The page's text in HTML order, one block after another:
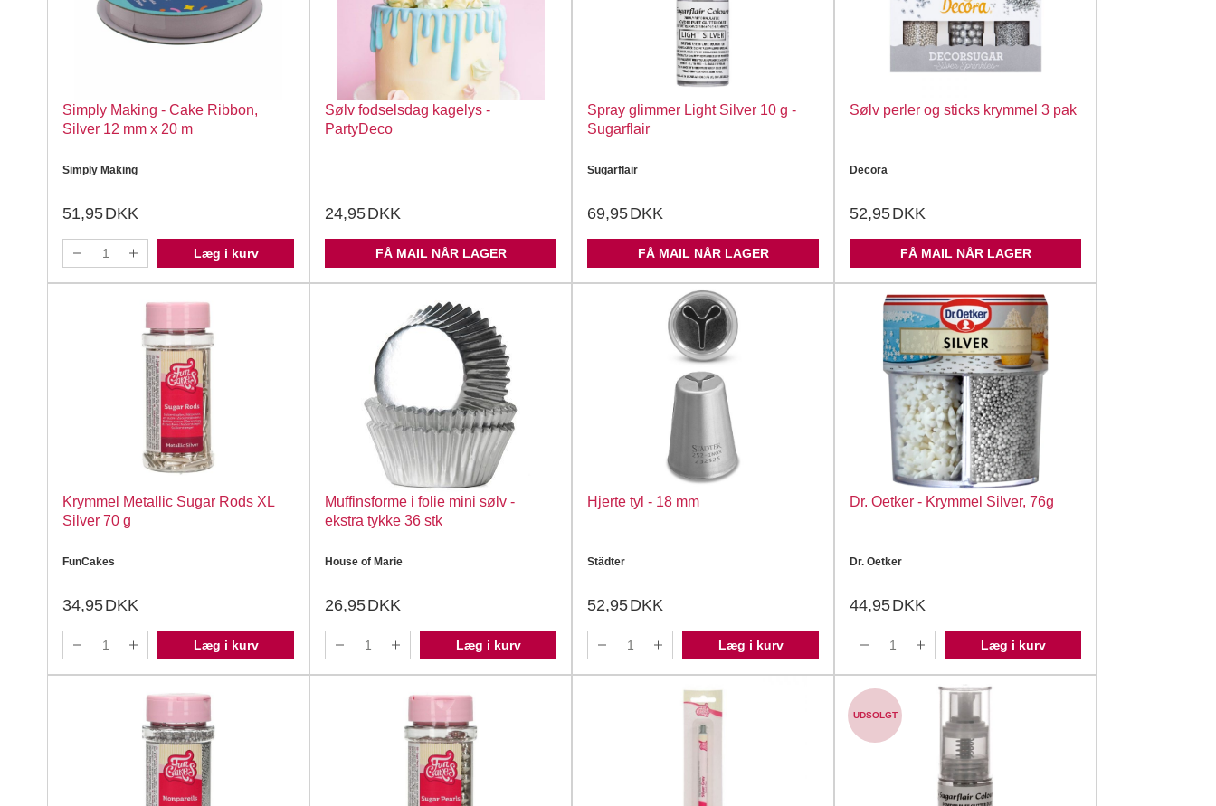
Simply Making - Cake Ribbon,
Silver 12 mm x 20 m
Simply Making
51,95DKK
Læg i kurv
Sølv fodselsdag kagelys -
PartyDeco
24,95DKK
FÅ MAIL NÅR LAGER
Spray glimmer Light Silver 10 g -
Sugarflair
Sugarflair
69,95DKK
FÅ MAIL NÅR LAGER
Sølv perler og sticks krymmel 3 pak
Decora
52,95DKK
FÅ MAIL NÅR LAGER
Krymmel Metallic Sugar Rods XL
Silver 70 g
FunCakes
34,95DKK
Læg i kurv
Muffinsforme i folie mini sølv -
ekstra tykke 36 stk
House of Marie
26,95DKK
Læg i kurv
Hjerte tyl - 18 mm
Städter
52,95DKK
Læg i kurv
Dr. Oetker - Krymmel Silver, 76g
Dr. Oetker
44,95DKK
Læg i kurv
UDSOLGT